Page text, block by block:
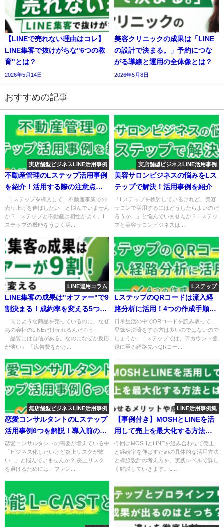
【LINEで売れない理由はコレ】
LINE集客で抜けがちな"6つの教
育"とは？
2026年5月14日
美容クリニックの成果は「LINE
の設計で決まる。」予約につな
がる導線と運用の全体像とは？
2026年5月8日
おすすめの記事
実店舗型ビジネスLINE活用事例
不動産管理のLステップ活用事例
を紹介！活用する際の注意点も
解説
「Lステップを導入して、不動産事業での
売り上げを伸ばしたい」と悩んでいません
か？ Lステップと不動産は相性がよく、L
ステップの機能をうまく活...
実店舗型ビジネスLINE活用事例
美容サロンビジネスの悩みをLス
テップで解決！活用事例を紹介
「Lステップを検討しているけれど、美容
サロンで活用するにはどうしたらよいのだ
ろうか…」と悩んでいませんか？ Lステッ
プと美容サロンビジネスは...
LINE運用コラム
LINE集客の成果は"オファー"で9
割決まる！成約率を変える5つの
要素とは？
「同じような商品を売っているのに、なぜ
あの会社のLINEだけ売れるんだろう」
「品質には自信がある。なのになぜか反応
が薄い」 「広告費をかけ...
Lステップ
LステップのQRコードは流入経
路分析に活用！4つの作成手順や
効果を解説
日常生活の中でQRコードを読み取って、
登録や決済をする方は多いのではないので
しょうか。 Lステップでは、アカウント登
録に至る経路先へQRコー...
無店舗型ビジネスLINE活用事例
恋愛コンサルタントのLステップ
活用事例6つを解説！導入前の留
意点も合わせて紹介
恋愛コンサルタントの需要が増えている中
「ビジネス化したいけど炎上リスクが怖
い...」と悩んでいませんか？ 炎上リスク
を避けるためには、ファン...
LINE活用事例集
【事例付き】MOSHとLINEを活
用して売上を最大化する方法と
は？成功事例を徹底解説！
今回はMOSHとLINEを組み合わせて売上
と継続率を伸ばすための具体的な活用方法
と導線設計の考え方を、実践レベルで詳し
く解説していきます。L...